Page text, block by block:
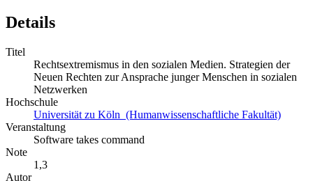
Details
Titel
Rechtsextremismus in den sozialen Medien. Strategien der
Neuen Rechten zur Ansprache junger Menschen in sozialen
Netzwerken
Hochschule
Universität zu Köln (Humanwissenschaftliche Fakultät)
Veranstaltung
Software takes command
Note
1,3
Autor